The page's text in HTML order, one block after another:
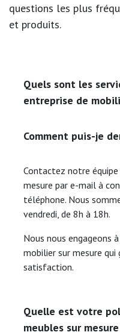
questions les plus
et produits.
Quels sont les
entreprise de
Comment puis-je
Contactez notre
mesure par e-mail à
téléphone. Nous
vendredi, de 8h à 18h.
Nous nous engageons
mobilier sur mesure
satisfaction.
Quelle est votre
meubles sur